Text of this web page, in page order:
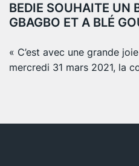
BEDIE SOUHAITE UN
GBAGBO ET A BLÉ
« C’est avec une grande
mercredi 31 mars 2021, la